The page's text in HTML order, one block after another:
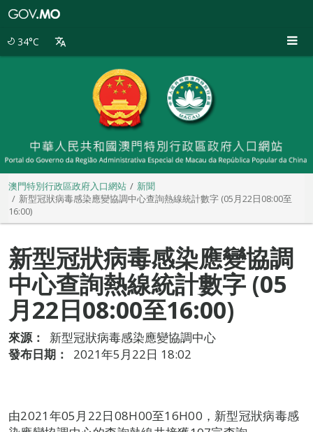
34°C
澳門特別行政區政府入口網站
新聞
新型冠狀病毒感染應變協調中心查詢熱線統計數字 (05月22日08:00至
16:00)
新型冠狀病毒感染應變協調
中心查詢熱線統計數字 (05
月22日08:00至16:00)
來源：
新型冠狀病毒感染應變協調中心
發布日期：
2021年5月22日 18:02
由2021年05月22日08H00至16H00，新型冠狀病毒感